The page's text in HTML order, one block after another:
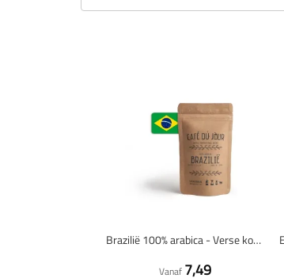
Brazilië 100% arabica - Verse koffiebonen
Vanaf 7,49